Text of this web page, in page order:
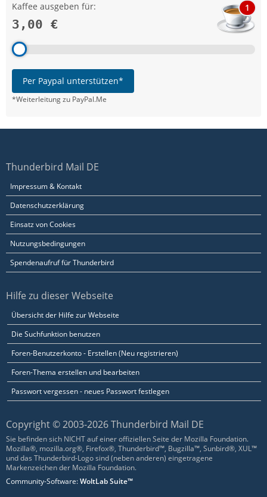
Kaffee ausgeben für:
3,00 €
1
Per Paypal unterstützen*
*Weiterleitung zu PayPal.Me
Thunderbird Mail DE
Impressum & Kontakt
Datenschutzerklärung
Einsatz von Cookies
Nutzungsbedingungen
Spendenaufruf für Thunderbird
Hilfe zu dieser Webseite
Übersicht der Hilfe zur Webseite
Die Suchfunktion benutzen
Foren-Benutzerkonto - Erstellen (Neu registrieren)
Foren-Thema erstellen und bearbeiten
Passwort vergessen - neues Passwort festlegen
Copyright © 2003-2026 Thunderbird Mail DE
Sie befinden sich NICHT auf einer offiziellen Seite der Mozilla Foundation.
Mozilla®, mozilla.org®, Firefox®, Thunderbird™, Bugzilla™, Sunbird®, XUL™
und das Thunderbird-Logo sind (neben anderen) eingetragene
Markenzeichen der Mozilla Foundation.
Community-Software:WoltLab Suite™